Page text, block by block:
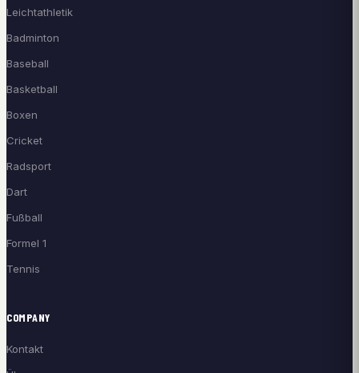
Leichtathletik
Badminton
Baseball
Basketball
Boxen
Cricket
Radsport
Dart
Fußball
Formel 1
Tennis
COMPANY
Kontakt